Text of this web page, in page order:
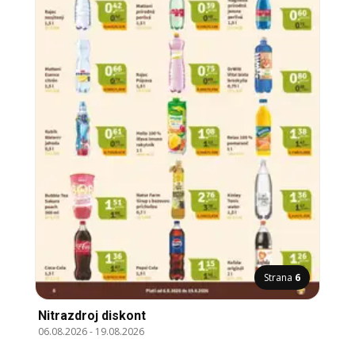
Strana 6
Nitrazdroj diskont
06.08.2026- 19.08.2026